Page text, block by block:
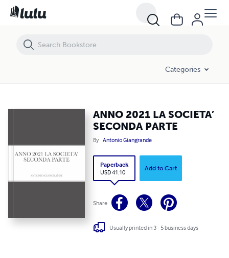
Categories
ANNO 2021 LA SOCIETA’
SECONDA PARTE
By Antonio Giangrande
Paperback
USD 41.10
Add to Cart
Share
Usually printed in 3 - 5 business days
ANNO 2021 LA SOCIETA’ SECONDA PARTE